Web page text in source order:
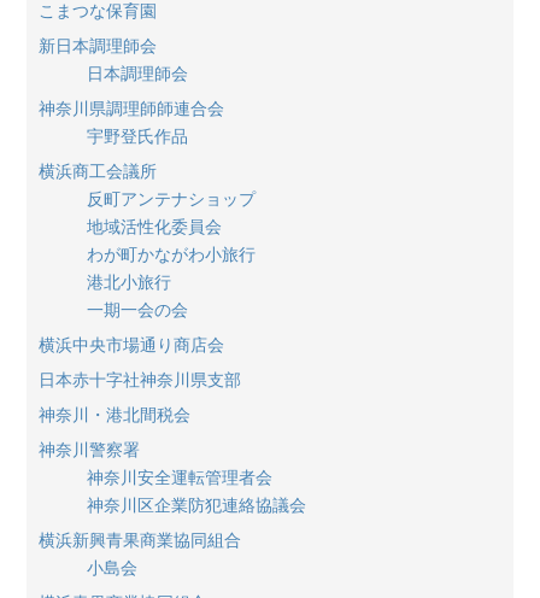
こまつな保育園
新日本調理師会
日本調理師会
神奈川県調理師師連合会
宇野登氏作品
横浜商工会議所
反町アンテナショップ
地域活性化委員会
わが町かながわ小旅行
港北小旅行
一期一会の会
横浜中央市場通り商店会
日本赤十字社神奈川県支部
神奈川・港北間税会
神奈川警察署
神奈川安全運転管理者会
神奈川区企業防犯連絡協議会
横浜新興青果商業協同組合
小島会